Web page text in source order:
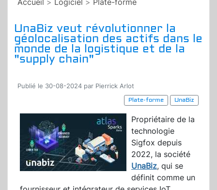
Accueil > Logiciel > Plate-forme
UnaBiz veut révolutionner la
géolocalisation des actifs dans le
monde de la logistique et de la
"supply chain"
Publié le 30-08-2024 par Pierrick Arlot
Plate-forme
UnaBiz
Propriétaire de la
technologie
Sigfox depuis
2022, la société
UnaBiz, qui se
définit comme un